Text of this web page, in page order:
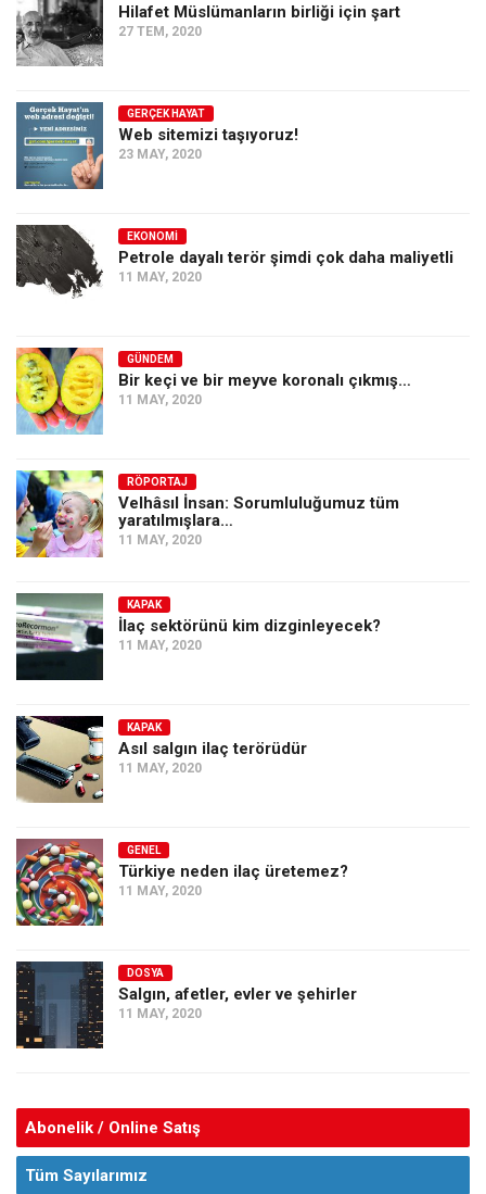
Hilafet Müslümanların birliği için şart
27 TEM, 2020
GERÇEK HAYAT
Web sitemizi taşıyoruz!
23 MAY, 2020
EKONOMI
Petrole dayalı terör şimdi çok daha maliyetli
11 MAY, 2020
GÜNDEM
Bir keçi ve bir meyve koronalı çıkmış…
11 MAY, 2020
RÖPORTAJ
Velhâsıl İnsan: Sorumluluğumuz tüm
yaratılmışlara…
11 MAY, 2020
KAPAK
İlaç sektörünü kim dizginleyecek?
11 MAY, 2020
KAPAK
Asıl salgın ilaç terörüdür
11 MAY, 2020
GENEL
Türkiye neden ilaç üretemez?
11 MAY, 2020
DOSYA
Salgın, afetler, evler ve şehirler
11 MAY, 2020
Abonelik / Online Satış
Tüm Sayılarımız